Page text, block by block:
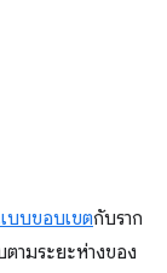
บบขอบเขตกับราก
ามระยะห่างของ